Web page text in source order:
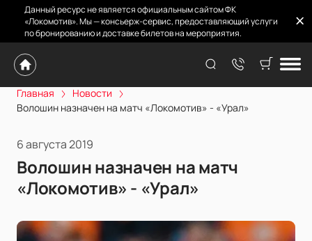
Данный ресурс не является официальным сайтом ФК
«Локомотив». Мы — консьерж-сервис, предоставляющий услуги
по бронированию и доставке билетов на мероприятия.
Главная
Новости
Волошин назначен на матч «Локомотив» - «Урал»
6 августа 2019
Волошин назначен на матч
«Локомотив» - «Урал»